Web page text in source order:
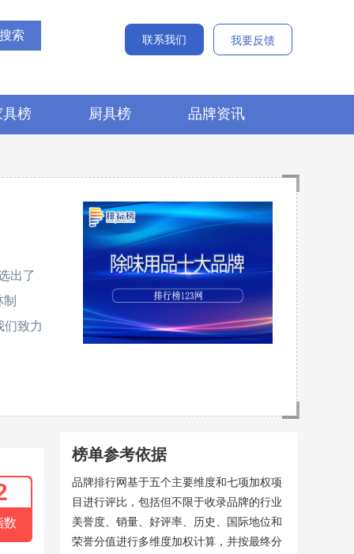
联系我们
我要反馈
具榜 厨具榜 品牌资讯
出了
们致力
数
榜单参考依据
品牌排行网基于五个主要维度和七项加权项
目进行评比，包括但不限于收录品牌的行业
美誉度、销量、好评率、历史、国际地位和
荣誉分值进行多维度加权计算，并按最终分